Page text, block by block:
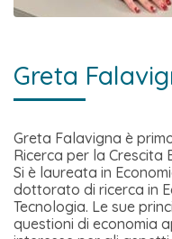
Greta
Greta Falavigna è
Ricerca per la Crescita
Si è laureata in
dottorato di ricerca in
Tecnologia. Le sue
questioni di economia